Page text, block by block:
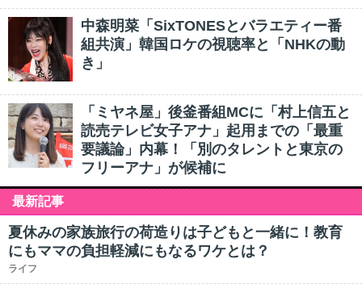
中森明菜「SixTONESとバラエティー番
組共演」韓国ロケの視聴率と「NHKの動
き」
「ミヤネ屋」後釜番組MCに「村上信五と
読売テレビ女子アナ」起用までの「最重
要議論」内幕！「別のタレントと東京の
フリーアナ」が候補に
最新記事
夏休みの家族旅行の荷造りは子どもと一緒に！教育
にもママの負担軽減にもなるワケとは？
ライフ